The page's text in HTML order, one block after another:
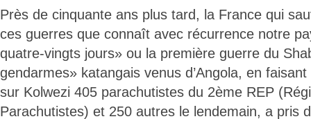
Près de cinquante ans plus tard, la France qui
ces guerres que connaît avec récurrence notre
quatre-vingts jours» ou la première guerre du
gendarmes» katangais venus d’Angola, en
sur Kolwezi 405 parachutistes du 2ème REP
Parachutistes) et 250 autres le lendemain, a pris